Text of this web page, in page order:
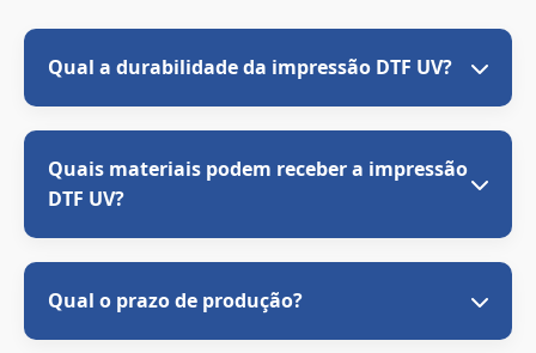
Qual a durabilidade da impressão DTF UV?
Quais materiais podem receber a impressão
DTF UV?
Qual o prazo de produção?